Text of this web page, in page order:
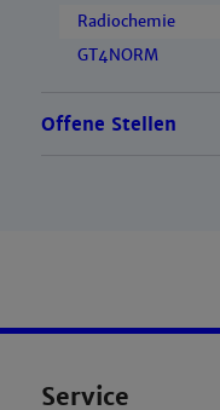
Radiochemie
GT4NORM
Offene Stellen
Service